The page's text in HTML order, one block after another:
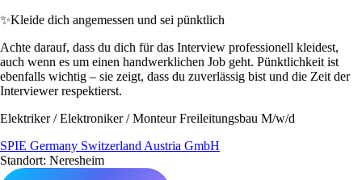
✨Kleide dich angemessen und sei pünktlich
Achte darauf, dass du dich für das Interview professionell kleidest,
auch wenn es um einen handwerklichen Job geht. Pünktlichkeit ist
ebenfalls wichtig – sie zeigt, dass du zuverlässig bist und die Zeit der
Interviewer respektierst.
Elektriker / Elektroniker / Monteur Freileitungsbau M/w/d
SPIE Germany Switzerland Austria GmbH
Standort: Neresheim